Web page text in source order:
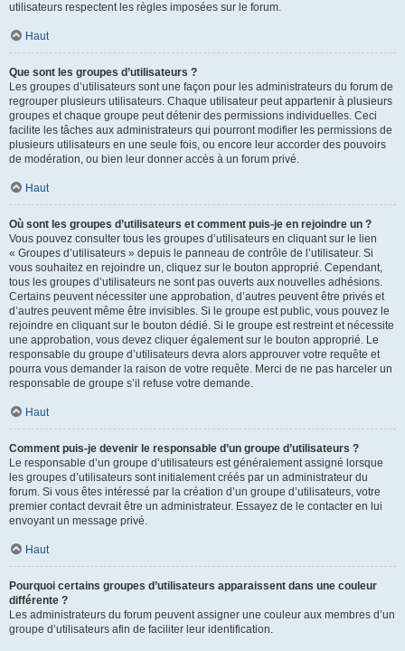
utilisateurs respectent les règles imposées sur le forum.
Haut
Que sont les groupes d’utilisateurs ?
Les groupes d’utilisateurs sont une façon pour les administrateurs du forum de
regrouper plusieurs utilisateurs. Chaque utilisateur peut appartenir à plusieurs
groupes et chaque groupe peut détenir des permissions individuelles. Ceci
facilite les tâches aux administrateurs qui pourront modifier les permissions de
plusieurs utilisateurs en une seule fois, ou encore leur accorder des pouvoirs
de modération, ou bien leur donner accès à un forum privé.
Haut
Où sont les groupes d’utilisateurs et comment puis-je en rejoindre un ?
Vous pouvez consulter tous les groupes d’utilisateurs en cliquant sur le lien
« Groupes d’utilisateurs » depuis le panneau de contrôle de l’utilisateur. Si
vous souhaitez en rejoindre un, cliquez sur le bouton approprié. Cependant,
tous les groupes d’utilisateurs ne sont pas ouverts aux nouvelles adhésions.
Certains peuvent nécessiter une approbation, d’autres peuvent être privés et
d’autres peuvent même être invisibles. Si le groupe est public, vous pouvez le
rejoindre en cliquant sur le bouton dédié. Si le groupe est restreint et nécessite
une approbation, vous devez cliquer également sur le bouton approprié. Le
responsable du groupe d’utilisateurs devra alors approuver votre requête et
pourra vous demander la raison de votre requête. Merci de ne pas harceler un
responsable de groupe s’il refuse votre demande.
Haut
Comment puis-je devenir le responsable d’un groupe d’utilisateurs ?
Le responsable d’un groupe d’utilisateurs est généralement assigné lorsque
les groupes d’utilisateurs sont initialement créés par un administrateur du
forum. Si vous êtes intéressé par la création d’un groupe d’utilisateurs, votre
premier contact devrait être un administrateur. Essayez de le contacter en lui
envoyant un message privé.
Haut
Pourquoi certains groupes d’utilisateurs apparaissent dans une couleur
différente ?
Les administrateurs du forum peuvent assigner une couleur aux membres d’un
groupe d’utilisateurs afin de faciliter leur identification.